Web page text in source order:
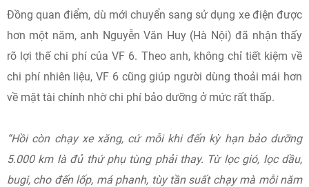
Đồng quan điểm, dù mới chuyển sang sử dụng xe điện được
hơn một năm, anh Nguyễn Văn Huy (Hà Nội) đã nhận thấy
rõ lợi thế chi phí của VF 6. Theo anh, không chỉ tiết kiệm về
chi phí nhiên liệu, VF 6 cũng giúp người dùng thoải mái hơn
về mặt tài chính nhờ chi phí bảo dưỡng ở mức rất thấp.
“Hồi còn chạy xe xăng, cứ mỗi khi đến kỳ hạn bảo dưỡng
5.000 km là đủ thứ phụ tùng phải thay. Từ lọc gió, lọc dầu,
bugi, cho đến lốp, má phanh, tùy tần suất chạy mà mỗi năm